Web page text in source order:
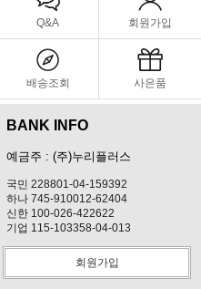
Q&A 회원가입
배송조회 사은품
BANK INFO
예금주 : (주)누리플러스
국민 228801-04-159392
하나 745-910012-62404
신한 100-026-422622
기업 115-103358-04-013
회원가입